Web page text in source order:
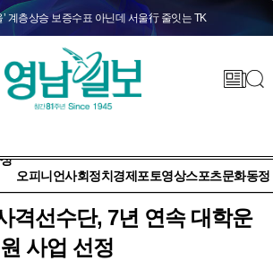
’ 계층상승 보증수표 아닌데 서울行 줄잇는 TK
오피니언사회정치 경제 포토영상스포츠문화동정
격선수단, 7년 연속 대학운
사업 선정